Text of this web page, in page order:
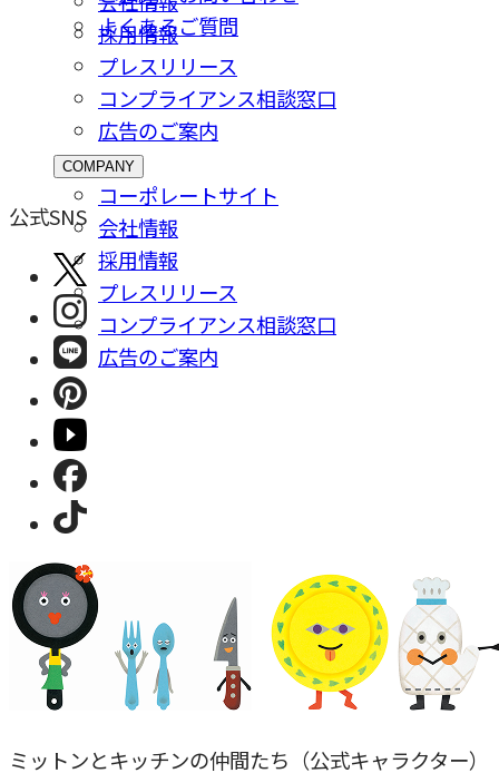
よくあるご質問
採⽤情報
プレスリリース
コンプライアンス相談窓⼝
広告のご案内
COMPANY
コーポレートサイト
会社情報
採⽤情報
プレスリリース
コンプライアンス相談窓⼝
広告のご案内
公式SNS
ミットンとキッチンの仲間たち（公式キャラクター）